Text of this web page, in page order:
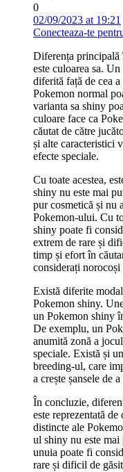
0
02/09/2023 at 19:21
Conecteaza-te
Diferența principală
este culoarea sa.
diferită față de cea
Pokemon normal
varianta sa shiny
culoare face ca
căutat de către
și alte caracteristici
efecte speciale.
Cu toate acestea,
shiny nu este mai
pur cosmetică și nu
Pokemon-ului. Cu
shiny poate fi
extrem de rare și
timp și efort în
considerați norocoși
Există diferite
Pokemon shiny.
un Pokemon shiny
De exemplu, un
anumită zonă a
speciale. Există și
breeding-ul, care
a crește șansele de
În concluzie,
este reprezentată
distincte ale
ul shiny nu este mai
unuia poate fi
rare și dificil de